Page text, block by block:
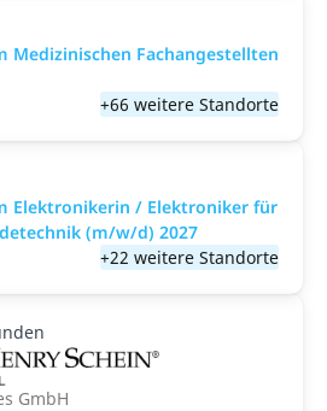
Medizinischen Fachangestellten
+66 weitere Standorte
Elektronikerin / Elektroniker für
(m/w/d) 2027
+22 weitere Standorte
GmbH